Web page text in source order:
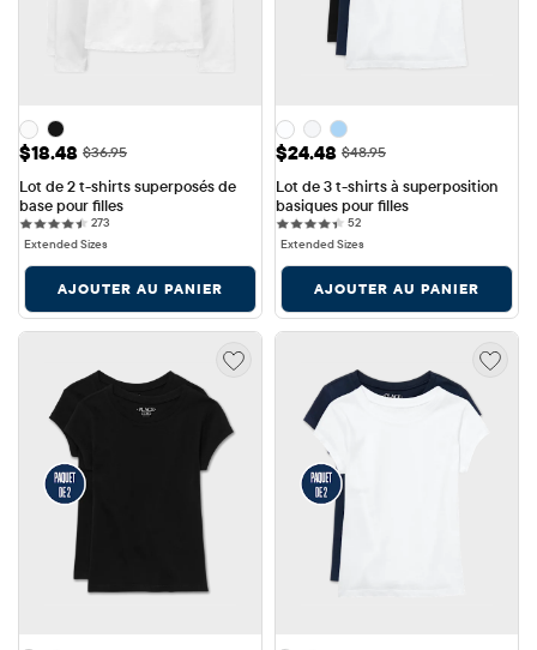
Prix ​​de vente: $18.48
$18.48 Prix ​​d'origine: $36.95
$36.95
Lot de 2 t-shirts superposés de
base pour filles
273273 reviews
Extended Sizes
AJOUTER AU PANIER
Prix ​​de vente: $24.48
$24.48 Prix ​​d'origine: $48.95
$48.95
Lot de 3 t-shirts à superposition
basiques pour filles
5252 reviews
Extended Sizes
AJOUTER AU PANIER